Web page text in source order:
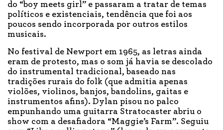
do “boy meets girl” e passaram a tratar de temas
políticos e existenciais, tendência que foi aos
poucos sendo incorporada por outros estilos
musicais.
No festival de Newport em 1965, as letras ainda
eram de protesto, mas o som já havia se descolado
do instrumental tradicional, baseado nas
tradições rurais do folk (que admitia apenas
violões, violinos, banjos, bandolins, gaitas e
instrumentos afins). Dylan pisou no palco
empunhando uma guitarra Stratocaster abriu o
show com a desafiadora “Maggie’s Farm”. Seguiu